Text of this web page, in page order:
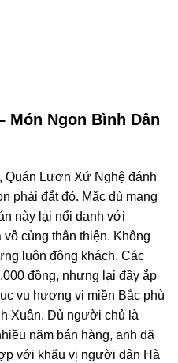
Món Ngon Bình Dân
Quán Lươn Xứ Nghệ đánh
phải đắt đỏ. Mặc dù mang
này lại nổi danh với
cùng thân thiện. Không
luôn đông khách. Các
đồng, nhưng lại đầy ắp
vụ hương vị miền Bắc phù
Xuân. Dù người chủ là
năm bán hàng, anh đã
với khẩu vị người dân Hà